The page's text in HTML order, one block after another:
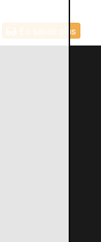
En savoir plus